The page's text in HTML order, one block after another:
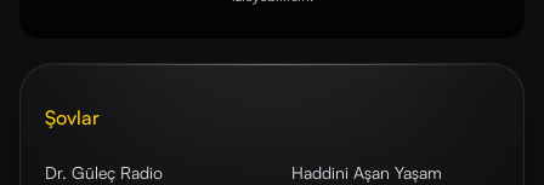
Şovlar
Dr. Güleç Radio
Haddini Aşan Yaşam